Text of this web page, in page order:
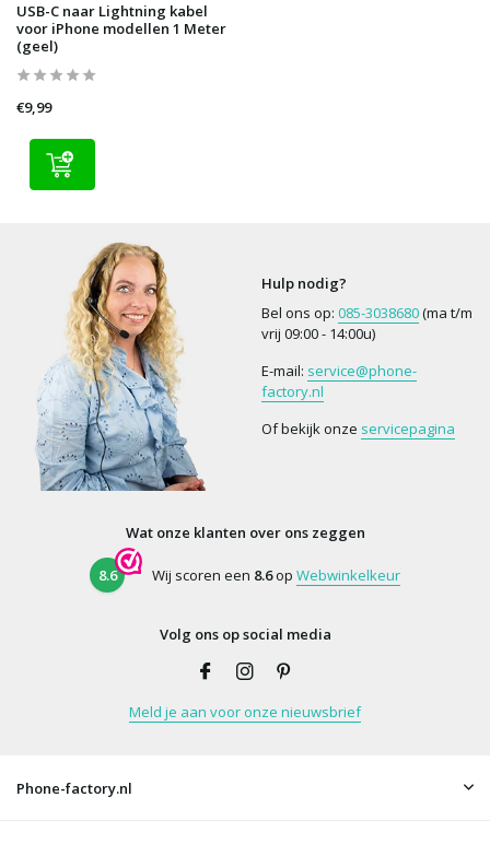
USB-C naar Lightning kabel
voor iPhone modellen 1 Meter
(geel)
€9,99
Hulp nodig?
Bel ons op: 085-3038680(ma t/m
vrij 09:00 - 14:00u)
E-mail: service@phone-
factory.nl
Of bekijk onze servicepagina
Wat onze klanten over ons zeggen
8.6 Wij scoren een 8.6op Webwinkelkeur
Volg ons op social media
Meld je aan voor onze nieuwsbrief
Phone-factory.nl